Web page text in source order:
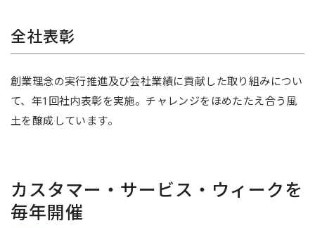
全社表彰
創業理念の実行推進及び会社業績に貢献した取り組みについ
て、年1回社内表彰を実施。チャレンジをほめたたえ合う風
土を醸成しています。
カスタマー・サービス・ウィークを
毎年開催